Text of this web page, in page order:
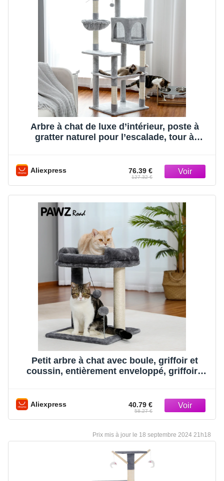
Arbre à chat de luxe d’intérieur, poste à
gratter naturel pour l’escalade, tour à
Aliexpress 76.39 €
127.32 €
Petit arbre à chat avec boule, griffoir et
coussin, entièrement enveloppé, griffoirs
Aliexpress 40.79 €
58.27 €
18 septembre 2024 21h18